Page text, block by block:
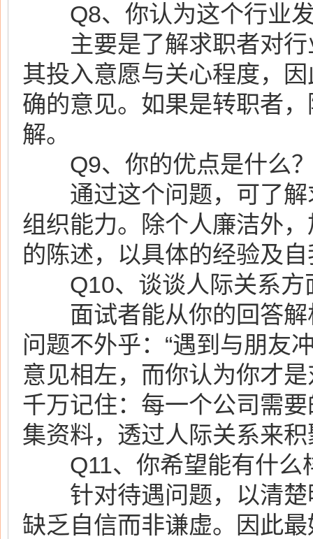
Q8、你认为这个行业
主要是了解求职者对行
其投入意愿与关心程度，
确的意见。如果是转职者
解。
Q9、你的优点是什么
通过这个问题，可了解
组织能力。除个人廉洁外
的陈述，以具体的经验及
Q10、谈谈人际关系方
面试者能从你的回答解
问题不外乎：“遇到与朋友
意见相左，而你认为你才
千万记住：每一个公司需
集资料，透过人际关系来
Q11、你希望能有什么
针对待遇问题，以清楚
缺乏自信而非谦虚。因此